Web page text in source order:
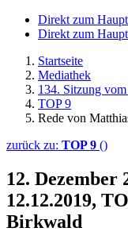
Direkt zum
Direkt zum
Startseite
Mediathek
134. Sitzung
TOP 9
Rede von
zurück zu: TOP 9 ()
12. Dezember
12.12.2019,
Birkwald